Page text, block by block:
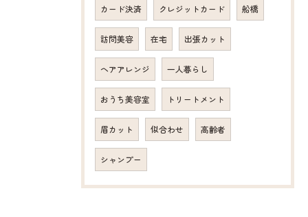
カード決済 クレジットカード 船橋
訪問美容 在宅 出張カット
ヘアアレンジ 一人暮らし
おうち美容室 トリートメント
眉カット 似合わせ 高齢者
シャンプー